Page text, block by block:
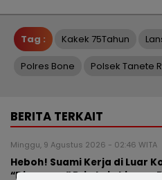
Tag : Kakek 75Tahun
Polres Bone Polsek Tanete
BERITA TERKAIT
Minggu, 9 Agustus 2026 - 02:46 WITA
Heboh! Suami Kerja di Luar
“Digoyang” Pria Lain hingga